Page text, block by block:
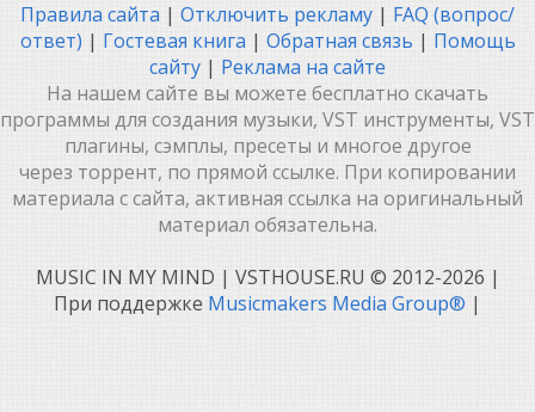
Правила сайта | Отключить рекламу | FAQ (вопрос/
ответ) | Гостевая книга | Обратная связь | Помощь
сайту | Реклама на сайте
На нашем сайте вы можете бесплатно скачать
программы для создания музыки, VST инструменты, VST
плагины, сэмплы, пресеты и многое другое
через торрент, по прямой ссылке. При копировании
материала с сайта, активная ссылка на оригинальный
материал обязательна.
MUSIC IN MY MIND | VSTHOUSE.RU © 2012-2026 |
При поддержке Musicmakers Media Group® |